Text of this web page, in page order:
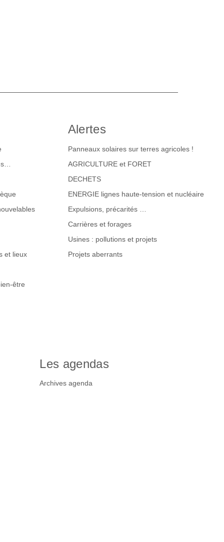
et lieux
être
Alertes
Panneaux solaires sur terres agricoles !
AGRICULTURE et FORET
DECHETS
ENERGIE lignes haute-tension et nucléaire
Expulsions, précarités …
Carrières et forages
Usines : pollutions et projets
Projets aberrants
Les agendas
Archives agenda